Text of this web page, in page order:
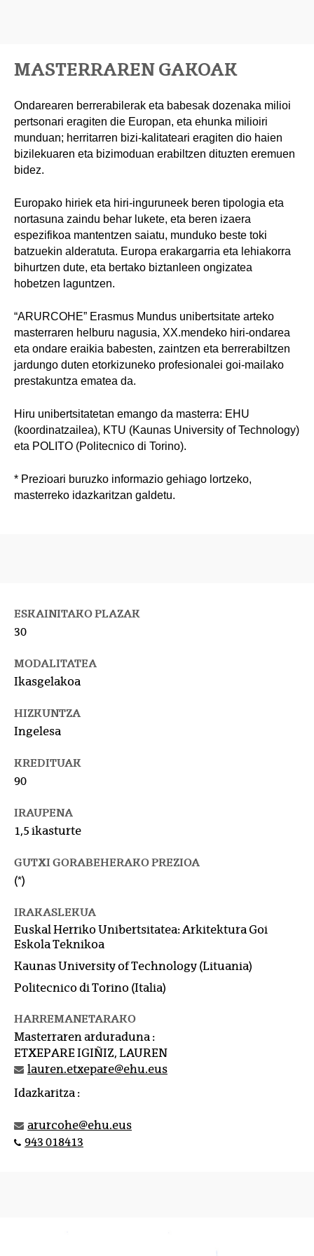
MASTERRAREN GAKOAK
Ondarearen berrerabilerak eta babesak dozenaka milioi
pertsonari eragiten die Europan, eta ehunka milioiri
munduan; herritarren bizi-kalitateari eragiten dio haien
bizilekuaren eta bizimoduan erabiltzen dituzten eremuen
bidez.
Europako hiriek eta hiri-inguruneek beren tipologia eta
nortasuna zaindu behar lukete, eta beren izaera
espezifikoa mantentzen saiatu, munduko beste toki
batzuekin alderatuta. Europa erakargarria eta lehiakorra
bihurtzen dute, eta bertako biztanleen ongizatea
hobetzen laguntzen.
“ARURCOHE” Erasmus Mundus unibertsitate arteko
masterraren helburu nagusia, XX.mendeko hiri-ondarea
eta ondare eraikia babesten, zaintzen eta berrerabiltzen
jardungo duten etorkizuneko profesionalei goi-mailako
prestakuntza ematea da.
Hiru unibertsitatetan emango da masterra: EHU
(koordinatzailea), KTU (Kaunas University of Technology)
eta POLITO (Politecnico di Torino).
* Prezioari buruzko informazio gehiago lortzeko,
masterreko idazkaritzan galdetu.
ESKAINITAKO PLAZAK
30
MODALITATEA
Ikasgelakoa
HIZKUNTZA
Ingelesa
KREDITUAK
90
IRAUPENA
1,5 ikasturte
GUTXI GORABEHERAKO PREZIOA
(*)
IRAKASLEKUA
Euskal Herriko Unibertsitatea: Arkitektura Goi
Eskola Teknikoa
Kaunas University of Technology (Lituania)
Politecnico di Torino (Italia)
HARREMANETARAKO
Masterraren arduraduna :
ETXEPARE IGIÑIZ, LAUREN
lauren.etxepare@ehu.eus
Idazkaritza :
arurcohe@ehu.eus
943 018413